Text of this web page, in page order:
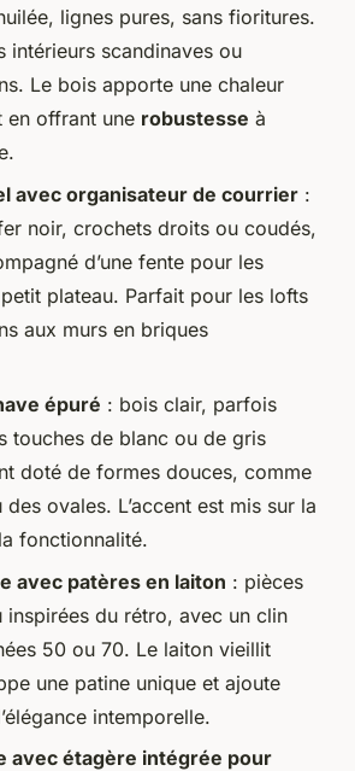
lignes pures, sans fioritures.
intérieurs scandinaves ou
Le bois apporte une chaleur
en offrant une robustesse à
avec organisateur de courrier :
noir, crochets droits ou coudés,
d’une fente pour les
plateau. Parfait pour les lofts
aux murs en briques
épuré : bois clair, parfois
touches de blanc ou de gris
doté de formes douces, comme
ovales. L’accent est mis sur la
fonctionnalité.
avec patères en laiton : pièces
inspirées du rétro, avec un clin
50 ou 70. Le laiton vieillit
une patine unique et ajoute
intemporelle.
avec étagère intégrée pour